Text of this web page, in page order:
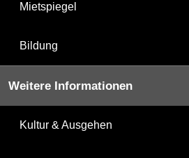
Mietspiegel
Bildung
Weitere Informationen
Kultur & Ausgehen